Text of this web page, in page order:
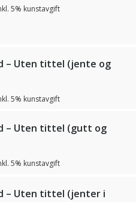
5% kunstavgift
– Uten tittel (jente og
5% kunstavgift
– Uten tittel (gutt og
5% kunstavgift
– Uten tittel (jenter i